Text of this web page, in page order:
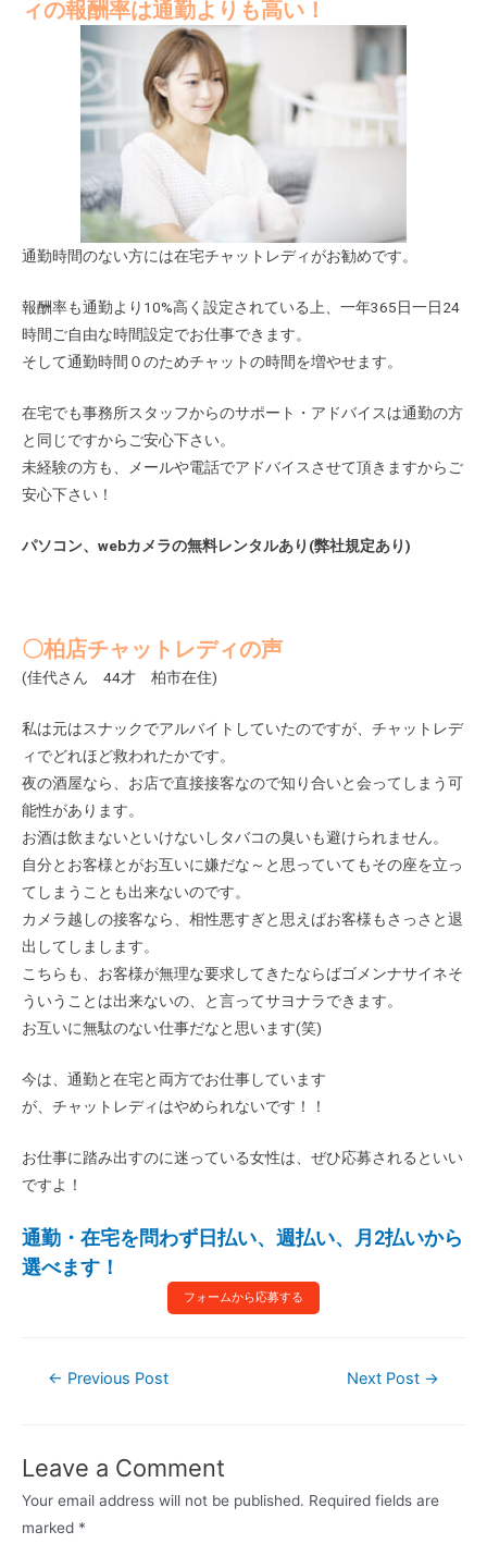
ィの報酬率は通勤よりも高い！
通勤時間のない方には在宅チャットレディがお勧めです。
報酬率も通勤より10%高く設定されている上、一年365日一日24
時間ご自由な時間設定でお仕事できます。
そして通勤時間０のためチャットの時間を増やせます。
在宅でも事務所スタッフからのサポート・アドバイスは通勤の方
と同じですからご安心下さい。
未経験の方も、メールや電話でアドバイスさせて頂きますからご
安心下さい！
パソコン、webカメラの無料レンタルあり(弊社規定あり)
〇柏店チャットレディの声
(佳代さん 44才 柏市在住)
私は元はスナックでアルバイトしていたのですが、チャットレデ
ィでどれほど救われたかです。
夜の酒屋なら、お店で直接接客なので知り合いと会ってしまう可
能性があります。
お酒は飲まないといけないしタバコの臭いも避けられません。
自分とお客様とがお互いに嫌だな～と思っていてもその座を立っ
てしまうことも出来ないのです。
カメラ越しの接客なら、相性悪すぎと思えばお客様もさっさと退
出してしまします。
こちらも、お客様が無理な要求してきたならばゴメンナサイネそ
ういうことは出来ないの、と言ってサヨナラできます。
お互いに無駄のない仕事だなと思います(笑)
今は、通勤と在宅と両方でお仕事しています
が、チャットレディはやめられないです！！
お仕事に踏み出すのに迷っている女性は、ぜひ応募されるといい
ですよ！
通勤・在宅を問わず日払い、週払い、月2払いから
選べます！
フォームから応募する
← Previous Post Next Post →
Leave a Comment
Your email address will not be published. Required fields are
marked *